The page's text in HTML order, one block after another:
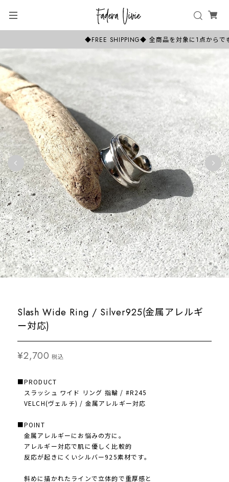
◆FREE SHIPPING◆ 全商品を対象に1点からで
Slash Wide Ring / Silver925(金属アレルギ
ー対応)
¥2,700 税込
■PRODUCT
スラッシュ ワイド リング 指輪 / #R245
VELCH(ヴェルチ) / 金属アレルギー対応
■POINT
金属アレルギーにお悩みの方に。
アレルギー対応で肌に優しく比較的
反応が起きにくいシルバー925素材です。
斜めに描かれたラインで立体的で重厚感と